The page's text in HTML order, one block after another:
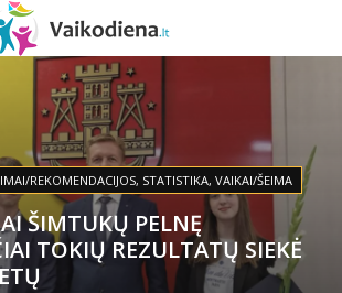
REKOMENDACIJOS, STATISTIKA, VAIKAI/ŠEIMA
ŠIMTUKŲ PELNĘ
TOKIŲ REZULTATŲ SIEKĖ